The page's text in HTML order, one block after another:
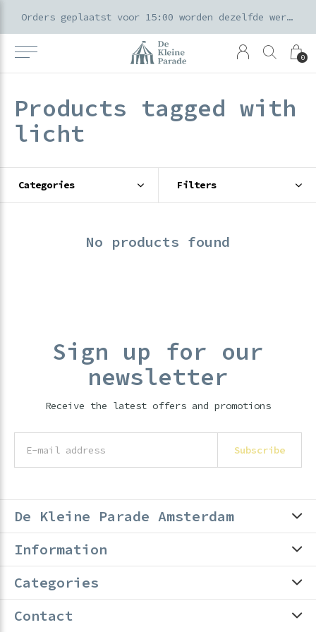
0
Orders geplaatst voor 15:00 worden dezelfde werkdag verzonden
Products tagged with
licht
Categories Filters
No products found
Sign up for our
newsletter
Receive the latest offers and promotions
Subscribe
De Kleine Parade Amsterdam
Information
Categories
Contact